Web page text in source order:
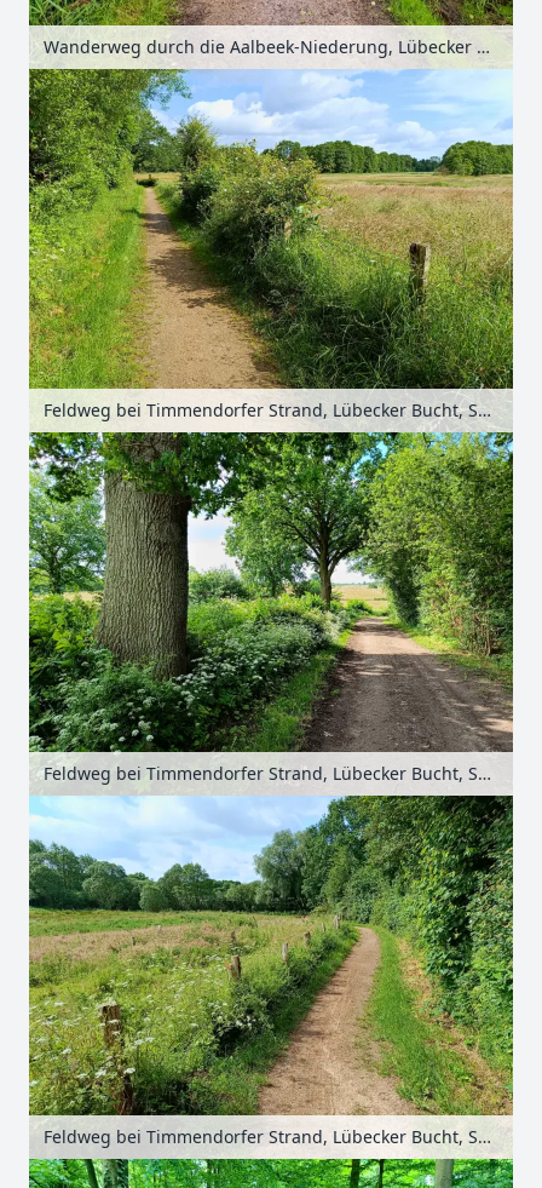
Wanderweg durch die Aalbeek-Niederung, Lübecker Bucht, Schleswig-Holstein, Deutschland
Feldweg bei Timmendorfer Strand, Lübecker Bucht, Schleswig-Holstein, Deutschland
Feldweg bei Timmendorfer Strand, Lübecker Bucht, Schleswig-Holstein, Deutschland
Feldweg bei Timmendorfer Strand, Lübecker Bucht, Schleswig-Holstein, Deutschland